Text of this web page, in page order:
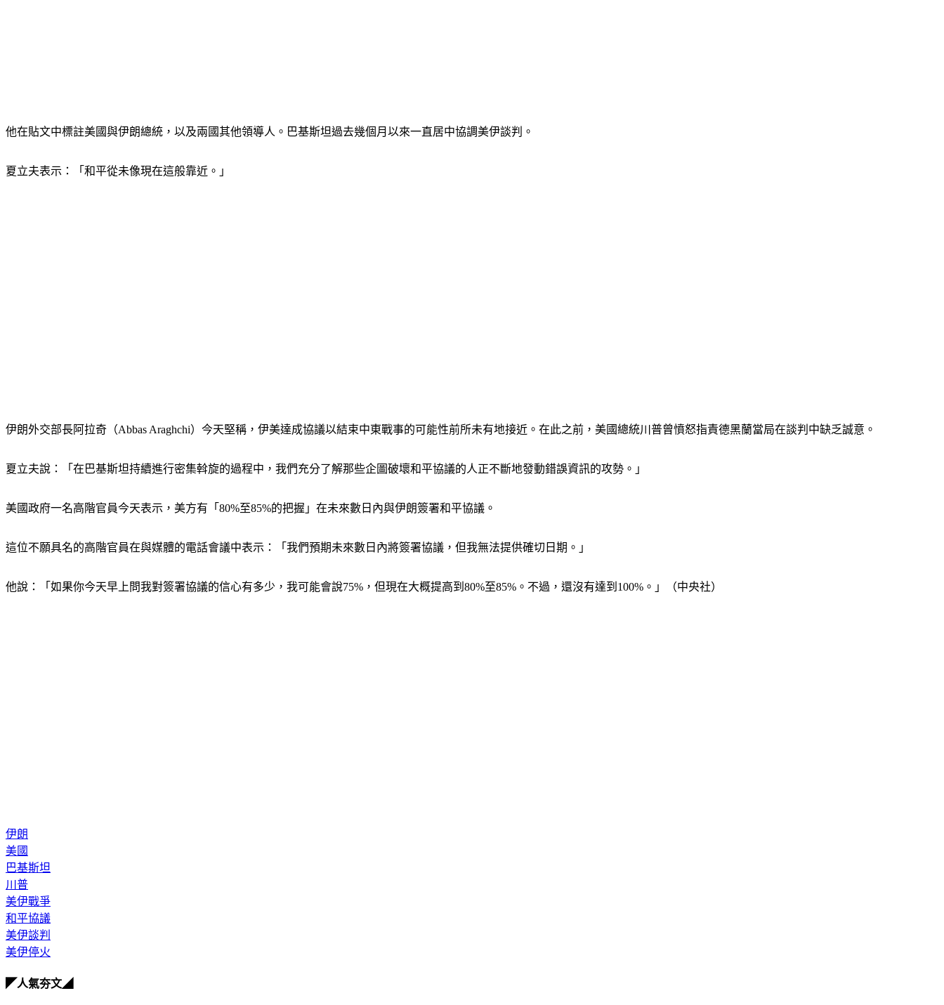
他在貼文中標註美國與伊朗總統，以及兩國其他領導人。巴基斯坦過去幾個月以來一直居中協調美伊談判。
夏立夫表示：「和平從未像現在這般靠近。」
伊朗外交部長阿拉奇（Abbas Araghchi）今天堅稱，伊美達成協議以結束中東戰事的可能性前所未有地接近。在此之前，美國總統川普曾憤怒指責德黑蘭當局在談判中缺乏誠意。
夏立夫說：「在巴基斯坦持續進行密集斡旋的過程中，我們充分了解那些企圖破壞和平協議的人正不斷地發動錯誤資訊的攻勢。」
美國政府一名高階官員今天表示，美方有「80%至85%的把握」在未來數日內與伊朗簽署和平協議。
這位不願具名的高階官員在與媒體的電話會議中表示：「我們預期未來數日內將簽署協議，但我無法提供確切日期。」
他說：「如果你今天早上問我對簽署協議的信心有多少，我可能會說75%，但現在大概提高到80%至85%。不過，還沒有達到100%。」（中央社）
伊朗
美國
巴基斯坦
川普
美伊戰爭
和平協議
美伊談判
美伊停火
◤人氣夯文◢